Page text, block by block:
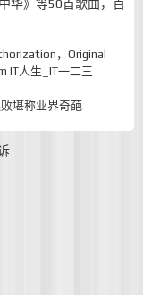
华》等50首歌曲，百
，Original
IT人生_IT一二三
堪称业界奇葩